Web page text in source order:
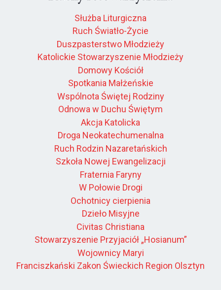
Służba Liturgiczna
Ruch Światło-Życie
Duszpasterstwo Młodzieży
Katolickie Stowarzyszenie Młodzieży
Domowy Kościół
Spotkania Małżeńskie
Wspólnota Świętej Rodziny
Odnowa w Duchu Świętym
Akcja Katolicka
Droga Neokatechumenalna
Ruch Rodzin Nazaretańskich
Szkoła Nowej Ewangelizacji
Fraternia Faryny
W Połowie Drogi
Ochotnicy cierpienia
Dzieło Misyjne
Civitas Christiana
Stowarzyszenie Przyjaciół „Hosianum”
Wojownicy Maryi
Franciszkański Zakon Świeckich Region Olsztyn